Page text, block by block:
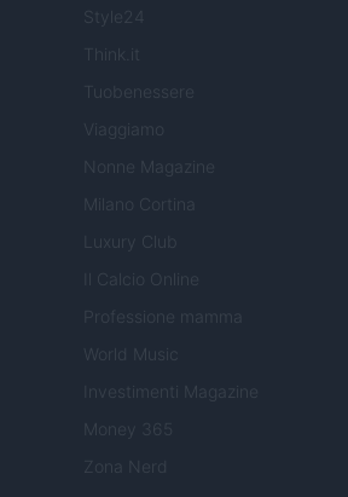
Style24
Tuobenessere
Viaggiamo
Nonne Magazine
Milano Cortina
Luxury Club
Il Calcio Online
Professione mamma
World Music
Investimenti Magazine
Money 365
Zona Nerd